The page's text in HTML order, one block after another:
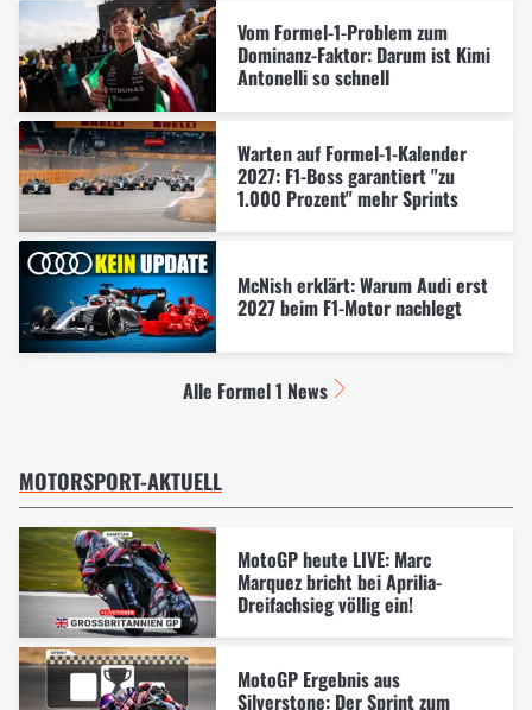
Vom Formel-1-Problem zum
Dominanz-Faktor: Darum ist Kimi
Antonelli so schnell
Warten auf Formel-1-Kalender
2027: F1-Boss garantiert "zu
1.000 Prozent" mehr Sprints
McNish erklärt: Warum Audi erst
2027 beim F1-Motor nachlegt
Alle Formel 1 News
MOTORSPORT-AKTUELL
MotoGP heute LIVE: Marc
Marquez bricht bei Aprilia-
Dreifachsieg völlig ein!
MotoGP Ergebnis aus
Silverstone: Der Sprint zum